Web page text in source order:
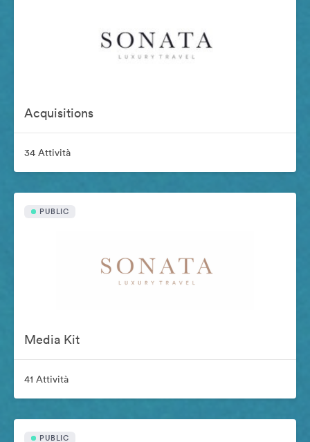
Acquisitions
34 Attività
PUBLIC
Media Kit
41 Attività
PUBLIC